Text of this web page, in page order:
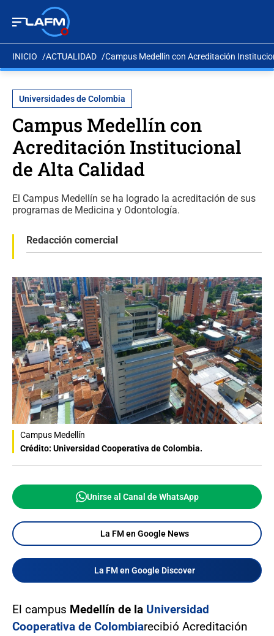
INICIO ACTUALIDAD Campus Medellín con Acreditación
Universidades de Colombia
Campus Medellín con
Acreditación Institucional
de Alta Calidad
El Campus Medellín se ha logrado la acreditación de sus
programas de Medicina y Odontología.
Redacción comercial
Campus Medellín
Crédito: Universidad Cooperativa de Colombia.
Unirse al Canal de WhatsApp
La FM en Google News
La FM en Google Discover
El campus Medellín de la Universidad
Cooperativa de Colombiarecibió Acreditación